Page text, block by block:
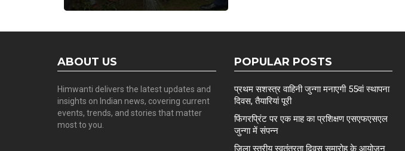
ABOUT US
Himwanti delivers the latest updates and
insights on Indian news, covering current
events, trends, and stories that matter
most to you.
POPULAR POSTS
प्रथम सशस्त्र वाहिनी जुन्गा मनाएगी 55वां स्थापना
दिवस, तैयारियां पूरी
फिंगरप्रिंट पर एक माह का प्रशिक्षण एसएफएसएल
जुन्गा में संपन्न
ज़िला स्तरीय स्वतंत्रता दिवस समारोह के आयोजन